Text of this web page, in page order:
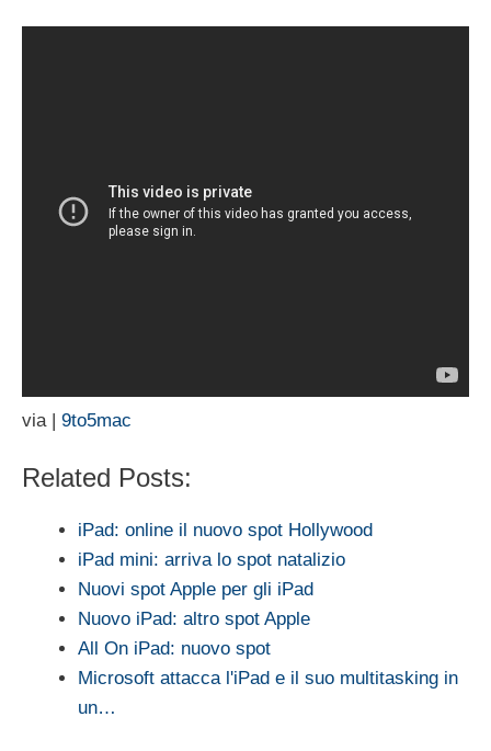
via | 9to5mac
Related Posts:
iPad: online il nuovo spot Hollywood
iPad mini: arriva lo spot natalizio
Nuovi spot Apple per gli iPad
Nuovo iPad: altro spot Apple
All On iPad: nuovo spot
Microsoft attacca l'iPad e il suo multitasking in
un…